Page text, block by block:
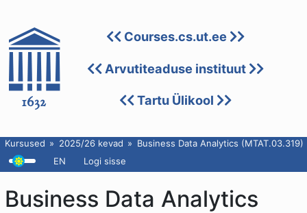
Courses.cs.ut.ee
Arvutiteaduse instituut
Tartu Ülikool
Kursused 2025/26 kevad
Business Data Analytics (MTAT.03.319)
EN
Logi sisse
Business Data Analytics